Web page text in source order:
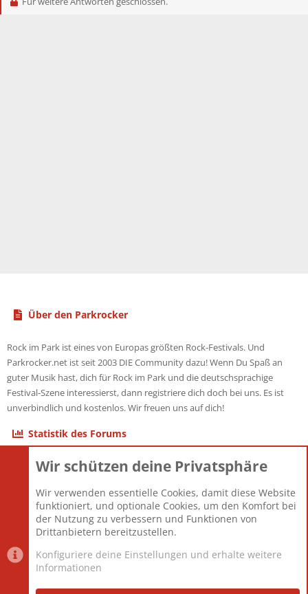
Über den Parkrocker
Rock im Park ist eines von Europas größten Rock-Festivals. Und
Parkrocker.net ist seit 2003 DIE Community dazu! Wenn Du Spaß an
guter Musik hast, dich für Rock im Park und die deutschsprachige
Festival-Szene interessierst, dann registriere dich doch bei uns. Es ist
unverbindlich und kostenlos. Wir freuen uns auf dich!
Statistik des Forums
Themen
Mitglieder
12.425
Neuestes Mitglied
Toddster85
Wir schützen deine Privatsphäre
Wir verwenden essentielle Cookies, damit diese Website
funktioniert, und optionale Cookies, um den Komfort bei
der Nutzung zu verbessern und Funktionen von
Drittanbietern bereitzustellen.
Konfiguriere deine Einstellungen und erhalte weitere
Informationen